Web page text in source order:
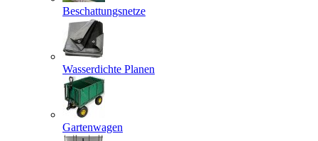
Beschattungsnetze
Wasserdichte Planen
Gartenwagen